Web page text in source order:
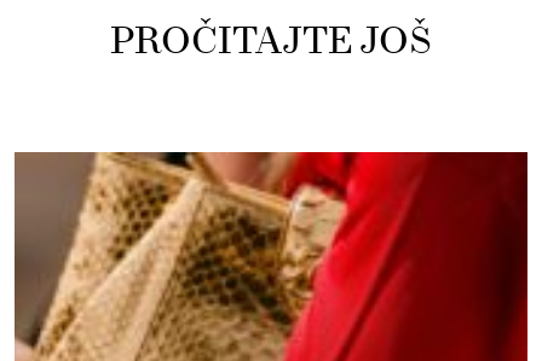
PROČITAJTE JOŠ